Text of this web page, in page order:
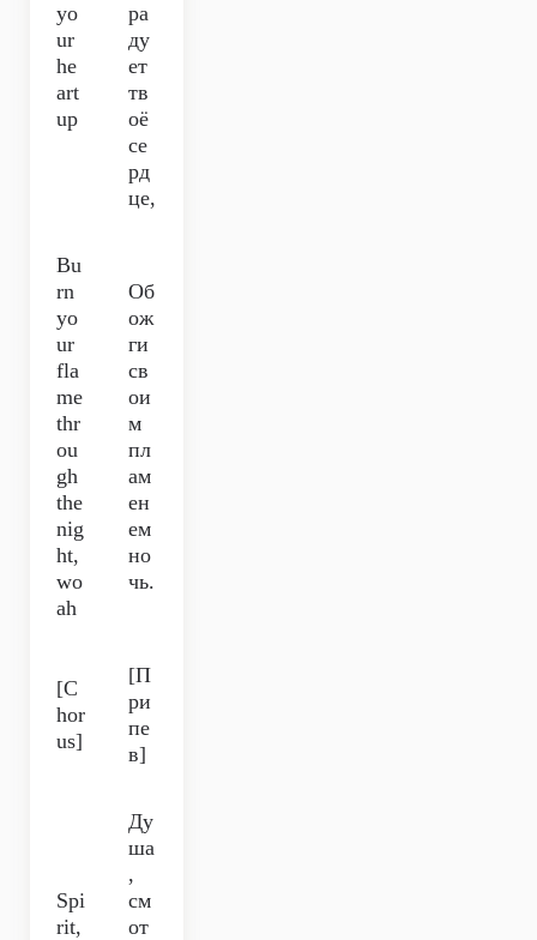
yo
ur
he
art
up
ра
ду
ет
тв
оё
се
рд
це,
Bu
rn
yo
ur
fla
me
thr
ou
gh
the
nig
ht,
wo
ah
Об
ож
ги
св
ои
м
пл
ам
ен
ем
но
чь.
[C
hor
us]
[П
ри
пе
в]
Spi
rit,
Ду
ша
,
см
от